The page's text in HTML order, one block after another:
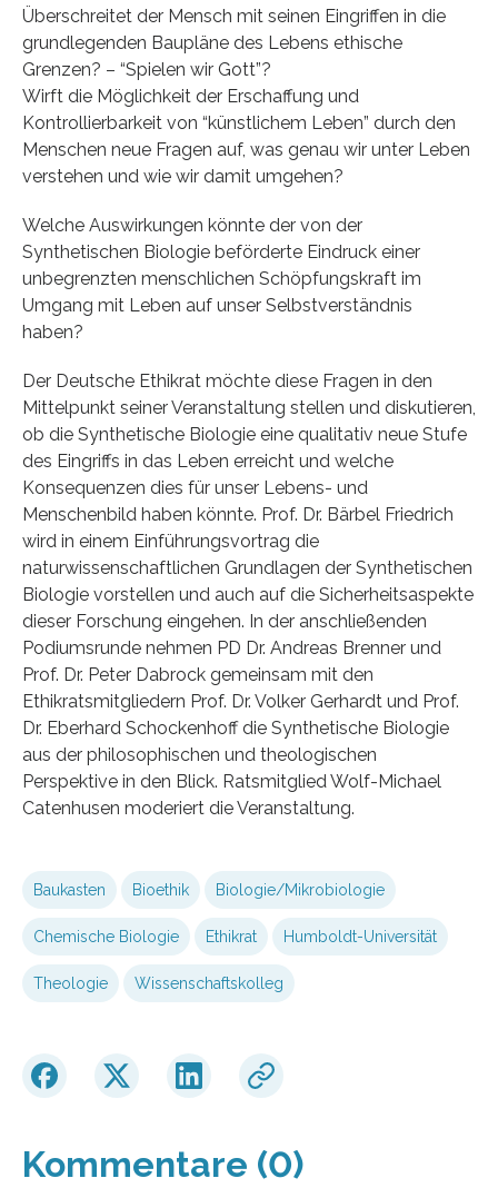
Überschreitet der Mensch mit seinen Eingriffen in die
grundlegenden Baupläne des Lebens ethische
Grenzen? – “Spielen wir Gott”?
Wirft die Möglichkeit der Erschaffung und
Kontrollierbarkeit von “künstlichem Leben” durch den
Menschen neue Fragen auf, was genau wir unter Leben
verstehen und wie wir damit umgehen?
Welche Auswirkungen könnte der von der
Synthetischen Biologie beförderte Eindruck einer
unbegrenzten menschlichen Schöpfungskraft im
Umgang mit Leben auf unser Selbstverständnis
haben?
Der Deutsche Ethikrat möchte diese Fragen in den
Mittelpunkt seiner Veranstaltung stellen und diskutieren,
ob die Synthetische Biologie eine qualitativ neue Stufe
des Eingriffs in das Leben erreicht und welche
Konsequenzen dies für unser Lebens- und
Menschenbild haben könnte. Prof. Dr. Bärbel Friedrich
wird in einem Einführungsvortrag die
naturwissenschaftlichen Grundlagen der Synthetischen
Biologie vorstellen und auch auf die Sicherheitsaspekte
dieser Forschung eingehen. In der anschließenden
Podiumsrunde nehmen PD Dr. Andreas Brenner und
Prof. Dr. Peter Dabrock gemeinsam mit den
Ethikratsmitgliedern Prof. Dr. Volker Gerhardt und Prof.
Dr. Eberhard Schockenhoff die Synthetische Biologie
aus der philosophischen und theologischen
Perspektive in den Blick. Ratsmitglied Wolf-Michael
Catenhusen moderiert die Veranstaltung.
Baukasten Bioethik Biologie/Mikrobiologie
Chemische Biologie Ethikrat Humboldt-Universität
Theologie Wissenschaftskolleg
Kommentare (0)